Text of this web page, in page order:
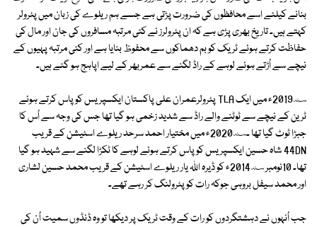
بنانے کیلئے اسے محافظوں کی ضرورت پڑتی ہے جسے ہم ریلوے کی زبان میں پٹرولر
کہتے ہیں۔ تاریخ بھری پڑی ہے کہ ان پٹرولرز نے کئی مرتبہ مسافروں کی جان اور مال کی
حفاظت کرتے ہوئے ٹریک کو بم دھماکوں سے محفوظ بنایا ہے اور کئی مرتبہ پہیوں کے
نیچے سے اُڑتے ہوئے لوہے کے راڈ لگنے سے عمربھر کے لیے اپاہج ہو گئے ہیں۔
2019؁ء میں ایک TLA پٹرولرعمران علی پاکستان ایکسپریس کو پاس کرتے ہوئے
ٹرین کے نیچے سے ٹوٹنے والے راڈ سے شدید زخمی ہو گیا تھا جس کی وجہ سے اُس کا
جبڑا ٹوٹ گیا تھا ۔2020؁ء میں مختیار احمد سرحد ریلوے اسٹیشن کے قریب
44DN شاہ حسین ایکسپریس کو پاس کرتے ہوئے لوہے کا ٹکڑا لگنے سے شہید ہو گیا
تھا۔ 10نومبر 2014؁ء کو ڈیرہ اللہ یار ریلوے اسٹیشن کے قریب محمد حسین لشاری
اور محمد سیفل بروہی جوکہ رات کو پٹرولنگ کر رہے تھے۔
جب اُنہوں نے دہشتگردوں کو رات کے وقت ٹریک پر دیکھا تو وہ ڈنڈوں سمیت اُن کی